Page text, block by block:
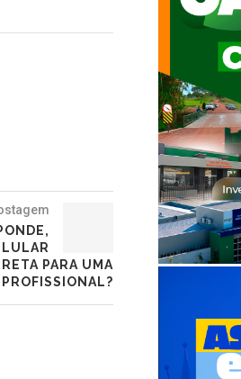
PARA UMA